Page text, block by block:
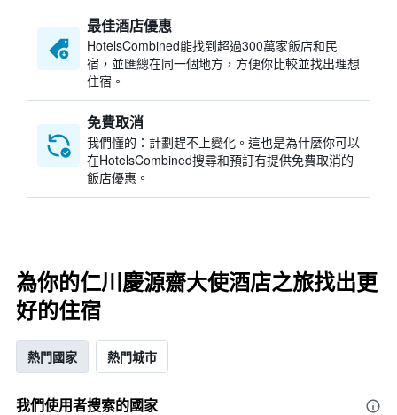
最佳酒店優惠
HotelsCombined​能找到超過300萬家飯店和民
宿，並匯總在同一個地方，方便你比較並找出理想
住宿。
免費取消
我們懂的：計劃趕不上變化。這也是為什麼你可以
在HotelsCombined搜尋和預訂有提供免費取消的
飯店優惠。
為你的仁川慶源齋大使酒店之旅找出更
好的住宿
熱門國家 熱門城市
我們使用者搜索的國家